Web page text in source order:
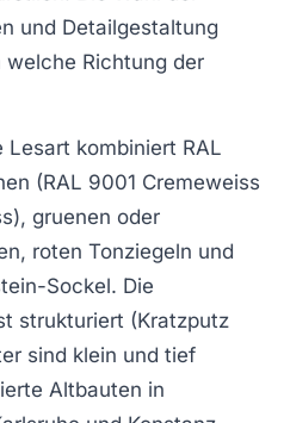
und Detailgestaltung
Richtung der
Lesart kombiniert RAL
(RAL 9001 Cremeweiss
gruenen oder
roten Tonziegeln und
Sockel. Die
strukturiert (Kratzputz
sind klein und tief
Altbauten in